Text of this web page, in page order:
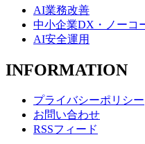
AI業務改善
中小企業DX・ノーコ
AI安全運用
INFORMATION
プライバシーポリシー
お問い合わせ
RSSフィード